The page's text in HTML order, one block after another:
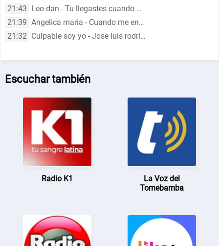
21:43 Leo dan - Tu llegastes cuando menos te esperaba
21:39 Angelica maria - Cuando me enamoro
21:32 Culpable soy yo - Jose luis rodriguez
Escuchar también
Radio K1
La Voz del
Tomebamba